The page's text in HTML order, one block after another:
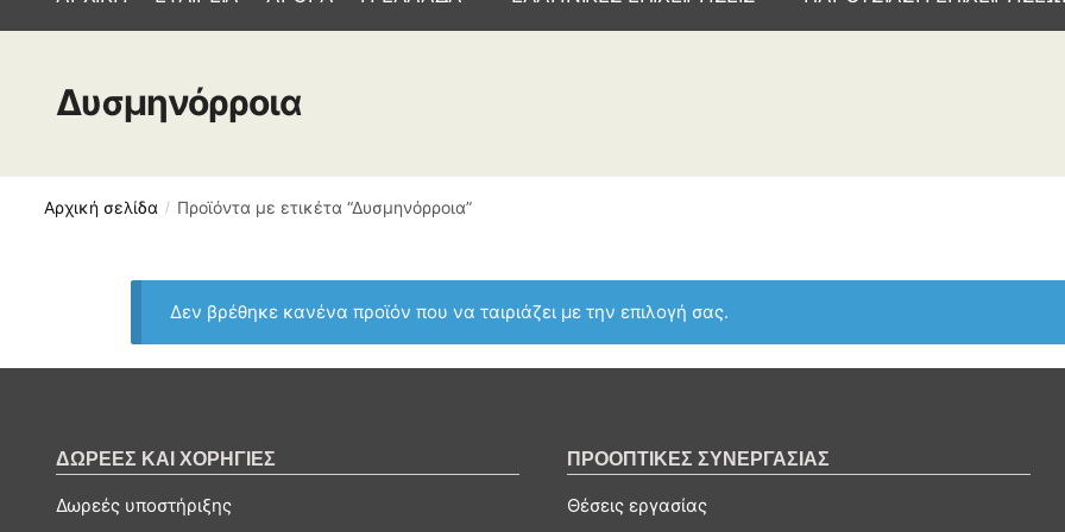
Δυσμηνόρροια
Αρχική σελίδα / Προϊόντα με ετικέτα “Δυσμηνόρροια”
Δεν βρέθηκε κανένα προϊόν που να ταιριάζει με την επιλογή σας.
ΔΩΡΕΕΣ ΚΑΙ ΧΟΡΗΓΙΕΣ
Δωρεές υποστήριξης
ΠΡΟΟΠΤΙΚΕΣ ΣΥΝΕΡΓΑΣΙΑΣ
Θέσεις εργασίας